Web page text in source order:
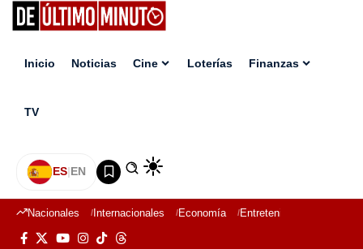
Inicio Noticias Cine Loterías Finanzas
TV
ES|EN
Nacionales Internacionales Economía Entretenimiento